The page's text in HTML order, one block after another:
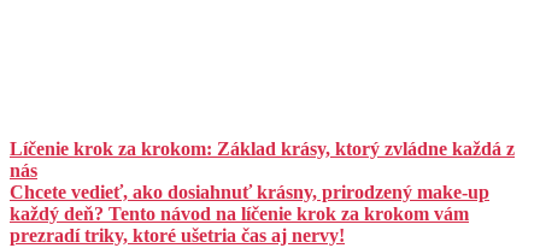
Líčenie krok za krokom: Základ krásy, ktorý zvládne každá z
nás
Chcete vedieť, ako dosiahnuť krásny, prirodzený make-up
každý deň? Tento návod na líčenie krok za krokom vám
prezradí triky, ktoré ušetria čas aj nervy!